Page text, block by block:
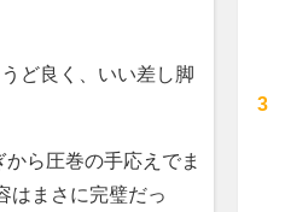
ど良く、いい差し脚
ら圧巻の手応えでま
はまさに完璧だっ